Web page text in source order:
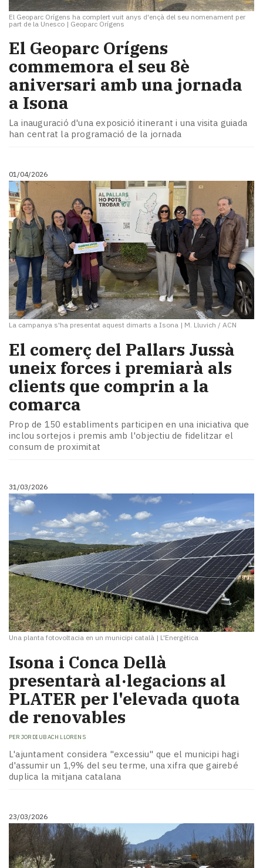
El Geoparc Orígens ha complert vuit anys d'ençà del seu nomenament per
part de la Unesco | Geoparc Orígens
El Geoparc Orígens
commemora el seu 8è
aniversari amb una jornada
a Isona
La inauguració d'una exposició itinerant i una visita guiada
han centrat la programació de la jornada
01/04/2026
La campanya s'ha presentat aquest dimarts a Isona | M. Lluvich / ACN
El comerç del Pallars Jussà
uneix forces i premiarà als
clients que comprin a la
comarca
Prop de 150 establiments participen en una iniciativa que
inclou sortejos i premis amb l'objectiu de fidelitzar el
consum de proximitat
31/03/2026
Una planta fotovoltacia en un municipi català | L'Energètica
Isona i Conca Dellà
presentarà al·legacions al
PLATER per l'elevada quota
de renovables
PER JORDI UBACH LLORENS
L'ajuntament considera "excessiu" que el municipi hagi
d'assumir un 1,9% del seu terme, una xifra que gairebé
duplica la mitjana catalana
23/03/2026